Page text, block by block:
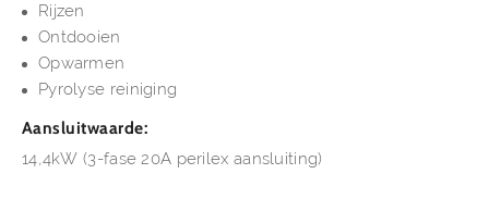
Rijzen
Ontdooien
Opwarmen
Pyrolyse reiniging
Aansluitwaarde:
14,4kW (3-fase 20A perilex aansluiting)